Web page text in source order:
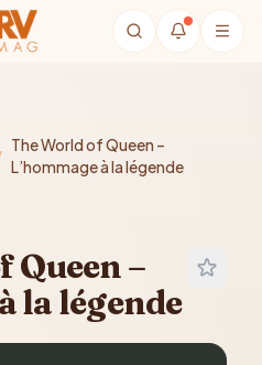
The World of Queen –
L’hommage à la légende
Queen –
la légende